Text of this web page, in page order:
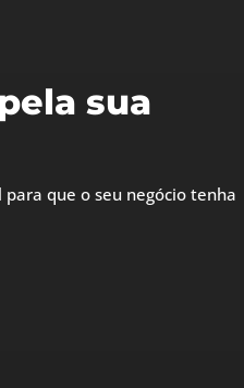
sua
que o seu negócio tenha